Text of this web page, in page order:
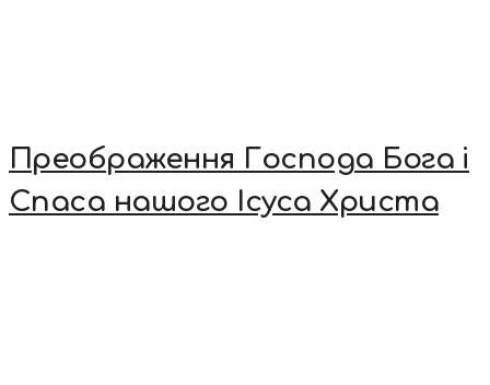
Преображення Господа Бога і
Спаса нашого Ісуса Христа